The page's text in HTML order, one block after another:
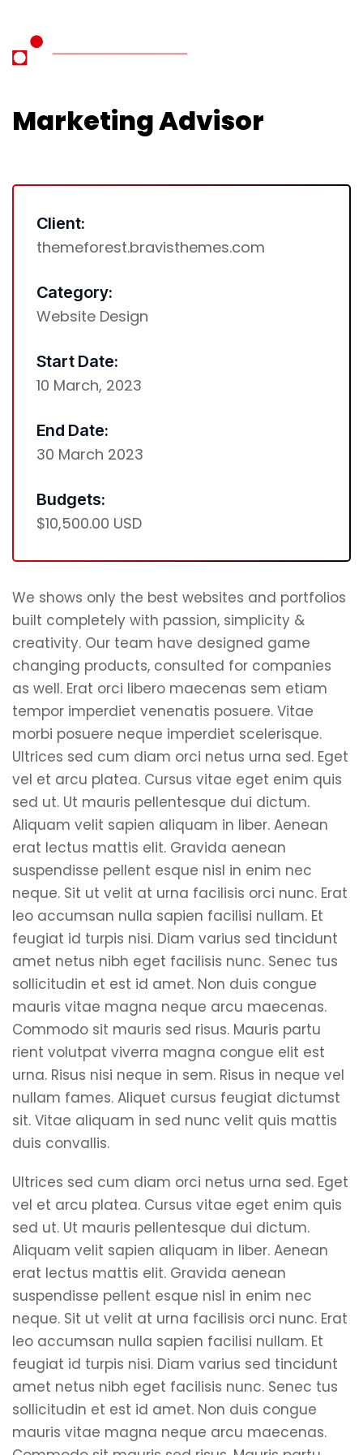
Marketing Advisor
Client:
themeforest.bravisthemes.com
Category:
Website Design
Start Date:
10 March, 2023
End Date:
30 March 2023
Budgets:
$10,500.00 USD
We shows only the best websites and portfolios
built completely with passion, simplicity &
creativity. Our team have designed game
changing products, consulted for companies
as well. Erat orci libero maecenas sem etiam
tempor imperdiet venenatis posuere. Vitae
morbi posuere neque imperdiet scelerisque.
Ultrices sed cum diam orci netus urna sed. Eget
vel et arcu platea. Cursus vitae eget enim quis
sed ut. Ut mauris pellentesque dui dictum.
Aliquam velit sapien aliquam in liber. Aenean
erat lectus mattis elit. Gravida aenean
suspendisse pellent esque nisl in enim nec
neque. Sit ut velit at urna facilisis orci nunc. Erat
leo accumsan nulla sapien facilisi nullam. Et
feugiat id turpis nisi. Diam varius sed tincidunt
amet netus nibh eget facilisis nunc. Senec tus
sollicitudin et est id amet. Non duis congue
mauris vitae magna neque arcu maecenas.
Commodo sit mauris sed risus. Mauris partu
rient volutpat viverra magna congue elit est
urna. Risus nisi neque in sem. Risus in neque vel
nullam fames. Aliquet cursus feugiat dictumst
sit. Vitae aliquam in sed nunc velit quis mattis
duis convallis.
Ultrices sed cum diam orci netus urna sed. Eget
vel et arcu platea. Cursus vitae eget enim quis
sed ut. Ut mauris pellentesque dui dictum.
Aliquam velit sapien aliquam in liber. Aenean
erat lectus mattis elit. Gravida aenean
suspendisse pellent esque nisl in enim nec
neque. Sit ut velit at urna facilisis orci nunc. Erat
leo accumsan nulla sapien facilisi nullam. Et
feugiat id turpis nisi. Diam varius sed tincidunt
amet netus nibh eget facilisis nunc. Senec tus
sollicitudin et est id amet. Non duis congue
mauris vitae magna neque arcu maecenas.